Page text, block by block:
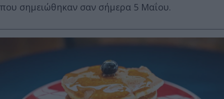
που σημειώθηκαν σαν σήμερα 5 Μαΐου.